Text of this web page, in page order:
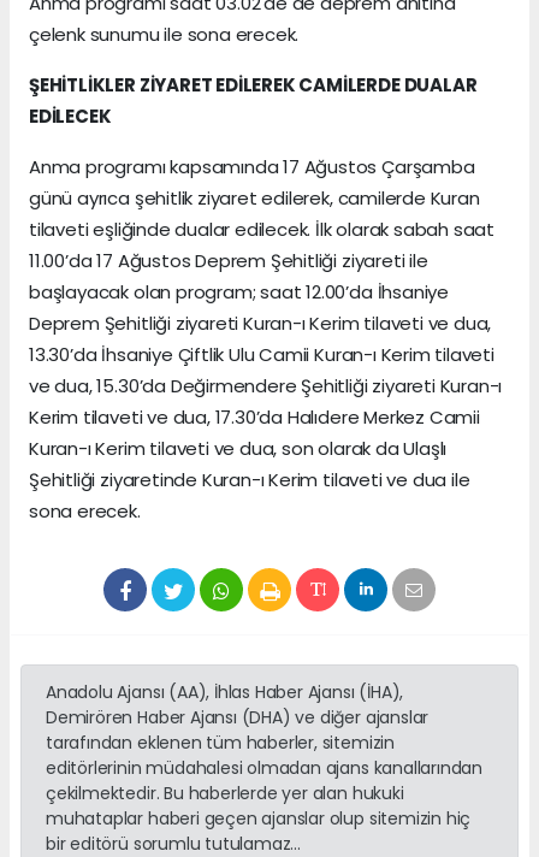
çelenk sunumu ile sona erecek.
ŞEHİTLİKLER ZİYARET EDİLEREK CAMİLERDE DUALAR
EDİLECEK
Anma programı kapsamında 17 Ağustos Çarşamba
günü ayrıca şehitlik ziyaret edilerek, camilerde Kuran
tilaveti eşliğinde dualar edilecek. İlk olarak sabah saat
11.00’da 17 Ağustos Deprem Şehitliği ziyareti ile
başlayacak olan program; saat 12.00’da İhsaniye
Deprem Şehitliği ziyareti Kuran-ı Kerim tilaveti ve dua,
13.30’da İhsaniye Çiftlik Ulu Camii Kuran-ı Kerim tilaveti
ve dua, 15.30’da Değirmendere Şehitliği ziyareti Kuran-ı
Kerim tilaveti ve dua, 17.30’da Halıdere Merkez Camii
Kuran-ı Kerim tilaveti ve dua, son olarak da Ulaşlı
Şehitliği ziyaretinde Kuran-ı Kerim tilaveti ve dua ile
sona erecek.
Anadolu Ajansı (AA), İhlas Haber Ajansı (İHA),
Demirören Haber Ajansı (DHA) ve diğer ajanslar
tarafından eklenen tüm haberler, sitemizin
editörlerinin müdahalesi olmadan ajans kanallarından
çekilmektedir. Bu haberlerde yer alan hukuki
muhataplar haberi geçen ajanslar olup sitemizin hiç
bir editörü sorumlu tutulamaz...